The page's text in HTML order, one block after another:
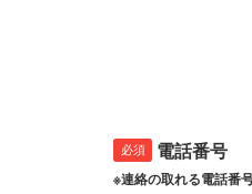
必須 電話番号
※連絡の取れる電話番